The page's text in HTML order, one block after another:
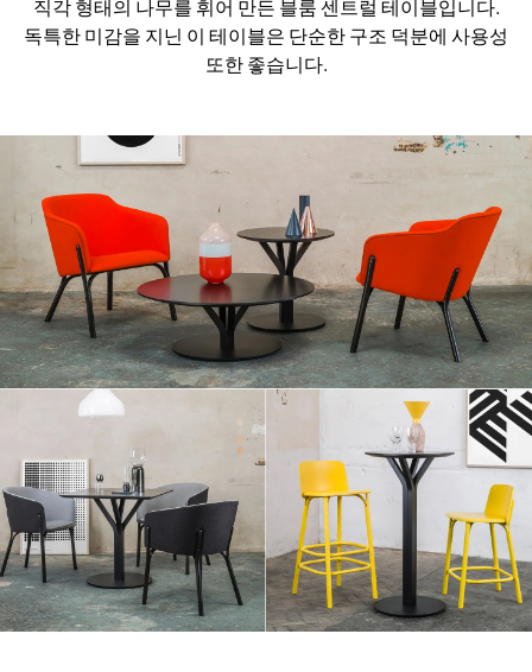
직각 형태의 나무를 휘어 만든 블룸 센트럴 테이블입니다.
독특한 미감을 지닌 이 테이블은 단순한 구조 덕분에 사용성
또한 좋습니다.